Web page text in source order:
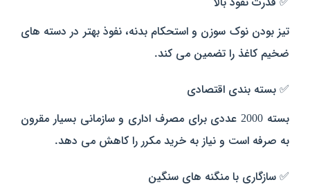
تیز بودن نوک سوزن و استحکام بدنه، نفوذ بهتر در دسته‌ های
ضخیم کاغذ را تضمین می‌ کند.
✅ بسته‌ بندی اقتصادی
بسته 2000 عددی برای مصرف اداری و سازمانی بسیار مقرون‌
به‌ صرفه است و نیاز به خرید مکرر را کاهش می‌ دهد.
✅ سازگاری با منگنه‌ های سنگین